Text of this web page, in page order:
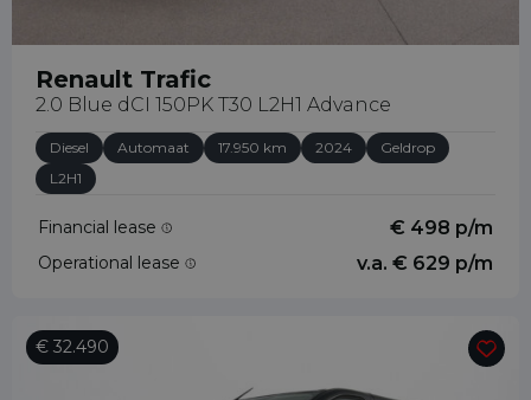
Renault Trafic
2.0 Blue dCI 150PK T30 L2H1 Advance
Diesel Automaat 17.950 km 2024
Geldrop
L2H1
Financial lease € 498 p/m
Operational lease v.a. € 629 p/m
€ 32.490